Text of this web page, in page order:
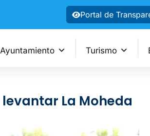
Portal de
Ayuntamiento Turismo
La Moheda